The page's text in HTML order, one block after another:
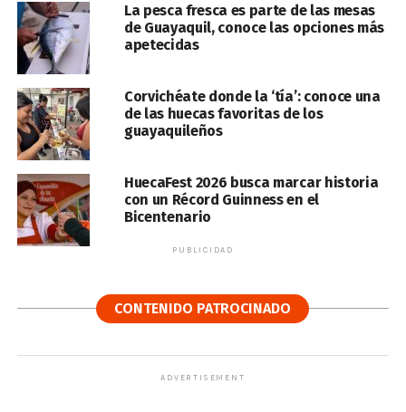
La pesca fresca es parte de las mesas
de Guayaquil, conoce las opciones más
apetecidas
Corvichéate donde la ‘tía’: conoce una
de las huecas favoritas de los
guayaquileños
HuecaFest 2026 busca marcar historia
con un Récord Guinness en el
Bicentenario
PUBLICIDAD
CONTENIDO PATROCINADO
ADVERTISEMENT